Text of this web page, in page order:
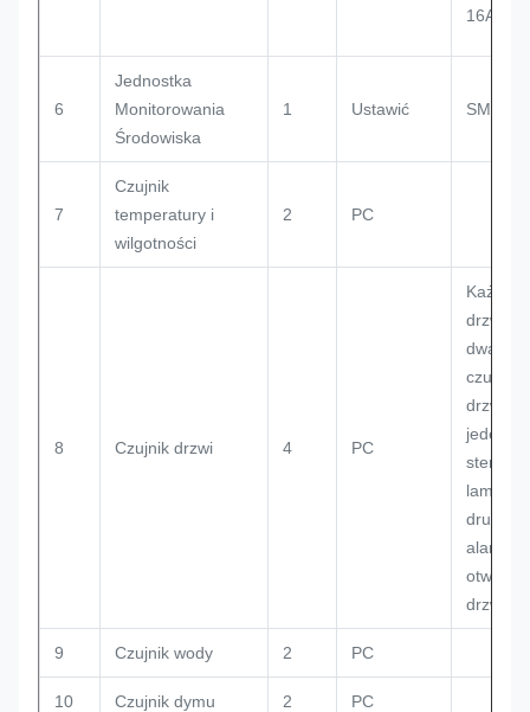
16A/1P
6
Jednostka
Monitorowania
Środowiska
1 Ustawić
7
Czujnik
temperatury i
wilgotności
2 PC
8 Czujnik drzwi 4 PC
Każde
drzwi
dwa
czujniki
drzwi,
jeden do
lampą
drugi do
alarmu
drzwi
9 Czujnik wody 2 PC
10 Czujnik dymu 2 PC